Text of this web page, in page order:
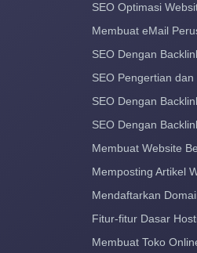
SEO Optimasi
Membuat eMail
SEO Dengan
SEO Pengertian dan
SEO Dengan
SEO Dengan
Membuat Website
Memposting Artikel
Mendaftarkan
Fitur-fitur Dasar
Membuat Toko